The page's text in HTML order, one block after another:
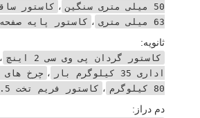
50 میلی متری سنگین
، کاستور
63 میلی متری
، کاستور پایه
ثانویه:
کاستور گردان پی وی سی 2 اینچ ،
اداری 35 کیلوگرم بار
، چرخ های
80 کیلوگرم
، کاستور فریم تخت 1.5 اینچ
دم دراز: